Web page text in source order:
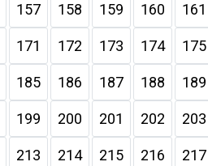
157 158 159 160 161
171 172 173 174 175
185 186 187 188 189
199 200 201 202 203
213 214 215 216 217